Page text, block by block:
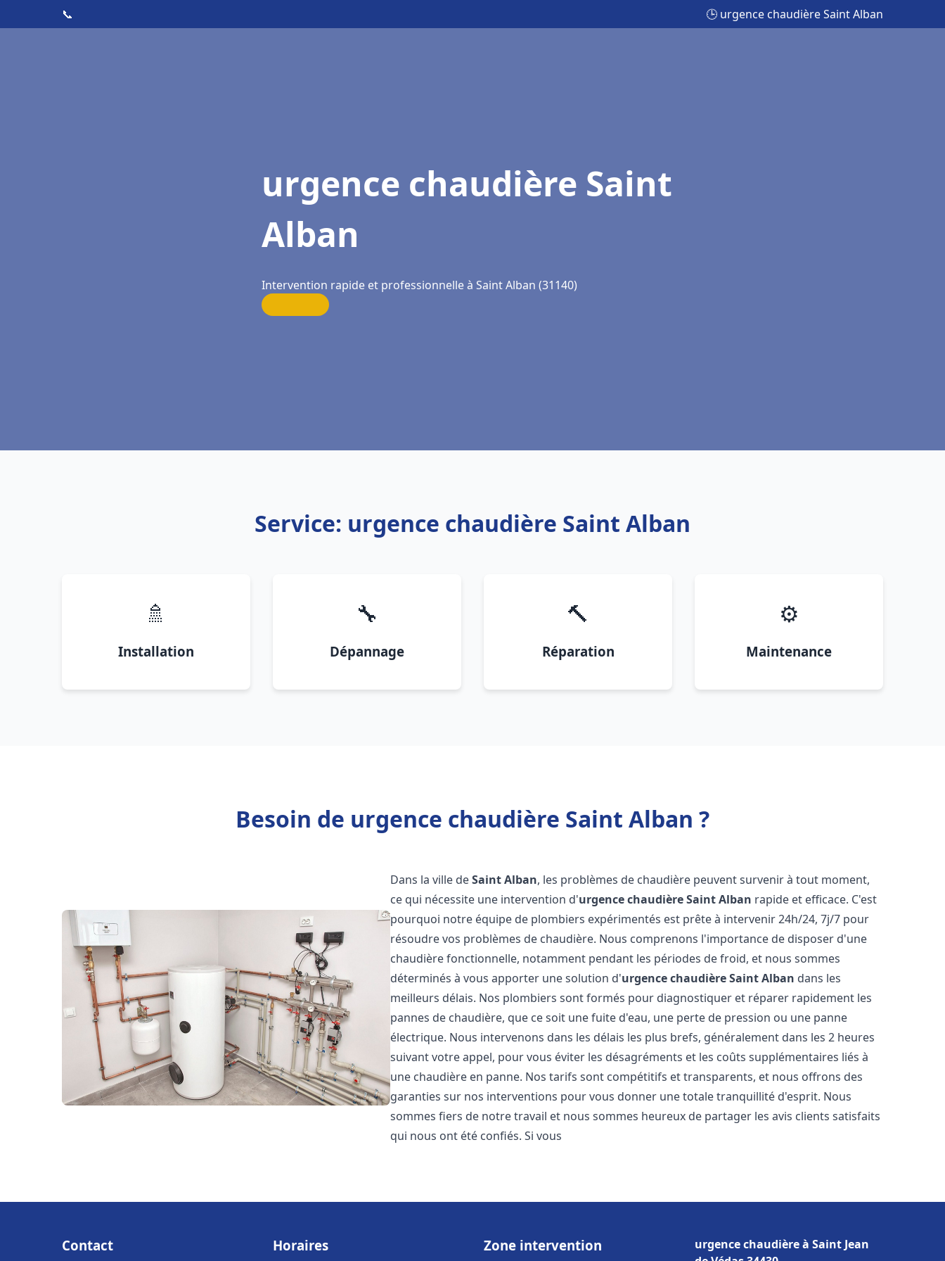
📞 🕒 urgence chaudière Saint Alban
urgence chaudière Saint
Alban
Intervention rapide et professionnelle à Saint Alban (31140)
Service: urgence chaudière Saint Alban
🚿
Installation
🔧
Dépannage
🔨
Réparation
⚙️
Maintenance
Besoin de urgence chaudière Saint Alban ?
Dans la ville deSaint Alban, les problèmes de chaudière peuvent survenir à tout moment,
ce qui nécessite une intervention d'urgence chaudièreSaint Alban rapide et efficace. C'est
pourquoi notre équipe de plombiers expérimentés est prête à intervenir 24h/24, 7j/7 pour
résoudre vos problèmes de chaudière. Nous comprenons l'importance de disposer d'une
chaudière fonctionnelle, notamment pendant les périodes de froid, et nous sommes
déterminés à vous apporter une solution d'urgence chaudièreSaint Alban dans les
meilleurs délais. Nos plombiers sont formés pour diagnostiquer et réparer rapidement les
pannes de chaudière, que ce soit une fuite d'eau, une perte de pression ou une panne
électrique. Nous intervenons dans les délais les plus brefs, généralement dans les 2 heures
suivant votre appel, pour vous éviter les désagréments et les coûts supplémentaires liés à
une chaudière en panne. Nos tarifs sont compétitifs et transparents, et nous offrons des
garanties sur nos interventions pour vous donner une totale tranquillité d'esprit. Nous
sommes fiers de notre travail et nous sommes heureux de partager les avis clients satisfaits
qui nous ont été confiés. Si vous
Contact Horaires Zone intervention
urgence chaudière à Saint Jean